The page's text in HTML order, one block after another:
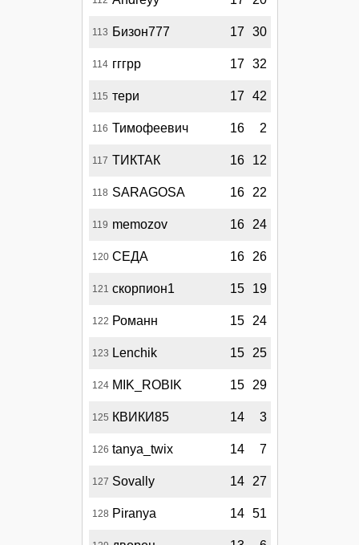
113 Бизон777 17 30
114 гггрр 17 32
115 тери 17 42
116 Тимофеевич 16 2
117 ТИКТАК 16 12
118 SARAGOSA 16 22
119 memozov 16 24
120 СЕДА 16 26
121 скорпион1 15 19
122 Романн 15 24
123 Lenchik 15 25
124 MIK_ROBIK 15 29
125 КВИКИ85 14 3
126 tanya_twix 14 7
127 Sovally 14 27
128 Piranya 14 51